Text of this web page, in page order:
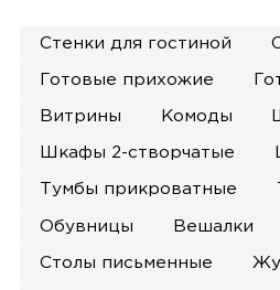
Стенки для гостиной
Готовые прихожие
Витрины Комоды
Шкафы 2-створчатые
Тумбы прикроватные
Обувницы Вешалки
Столы письменные